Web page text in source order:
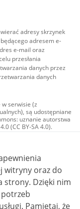
adresy skrzynek
adresem e-
e-mail oraz
przesłania
danych przez
danych
serwisie (z
są udostępniane
uznanie autorstwa
(CC BY-SA 4.0).
zdjęcia, materiały
na licencji typu
użycie
4.0 (CC BY-
inaczej.
witryny oraz do
nim
że